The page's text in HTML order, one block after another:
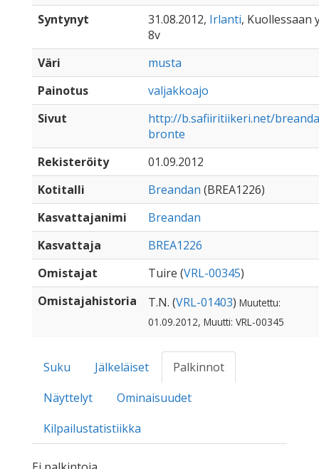
Syntynyt
31.08.2012, Irlanti, Kuollessaan
8v
Väri
musta
Painotus
valjakkoajo
Sivut
http://b.safiiritiikeri.net/
bronte
Rekisteröity
01.09.2012
Kotitalli
Breandan (BREA1226)
Kasvattajanimi
Breandan
Kasvattaja
BREA1226
Omistajat
Tuire (VRL-00345)
Omistajahistoria
T.N. (VRL-01403) Muutettu:
01.09.2012, Muutti: VRL-00345
Suku Jälkeläiset
Palkinnot
Näyttelyt
Ominaisuudet
Kilpailustatistiikka